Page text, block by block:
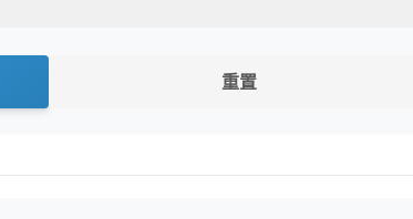
重置